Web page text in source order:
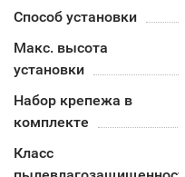
Способ установки
Макс. высота
установки
Набор крепежа в
комплекте
Класс